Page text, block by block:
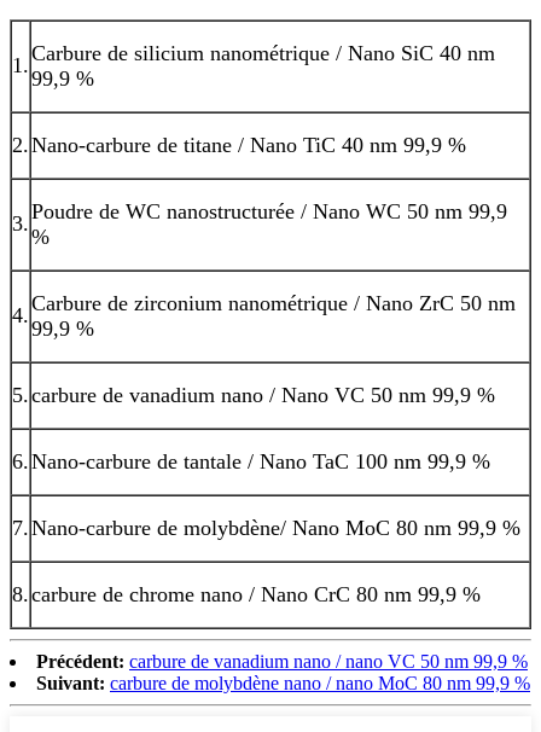
1.Carbure de silicium nanométrique / Nano SiC 40 nm
99,9 %
2.Nano-carbure de titane / Nano TiC 40 nm 99,9 %
3.Poudre de WC nanostructurée / Nano WC 50 nm 99,9
%
4.Carbure de zirconium nanométrique / Nano ZrC 50 nm
99,9 %
5.carbure de vanadium nano / Nano VC 50 nm 99,9 %
6.Nano-carbure de tantale / Nano TaC 100 nm 99,9 %
7.Nano-carbure de molybdène/ Nano MoC 80 nm 99,9 %
8.carbure de chrome nano / Nano CrC 80 nm 99,9 %
Précédent: carbure de vanadium nano / nano VC 50 nm 99,9 %
Suivant: carbure de molybdène nano / nano MoC 80 nm 99,9 %